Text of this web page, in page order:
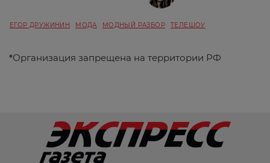
ЕГОР ДРУЖИНИН МОДА МОДНЫЙ РАЗБОР ТЕЛЕШОУ
*Организация запрещена на территории РФ